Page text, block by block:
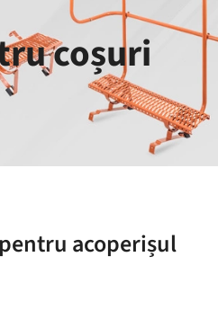
coșuri
acoperișul